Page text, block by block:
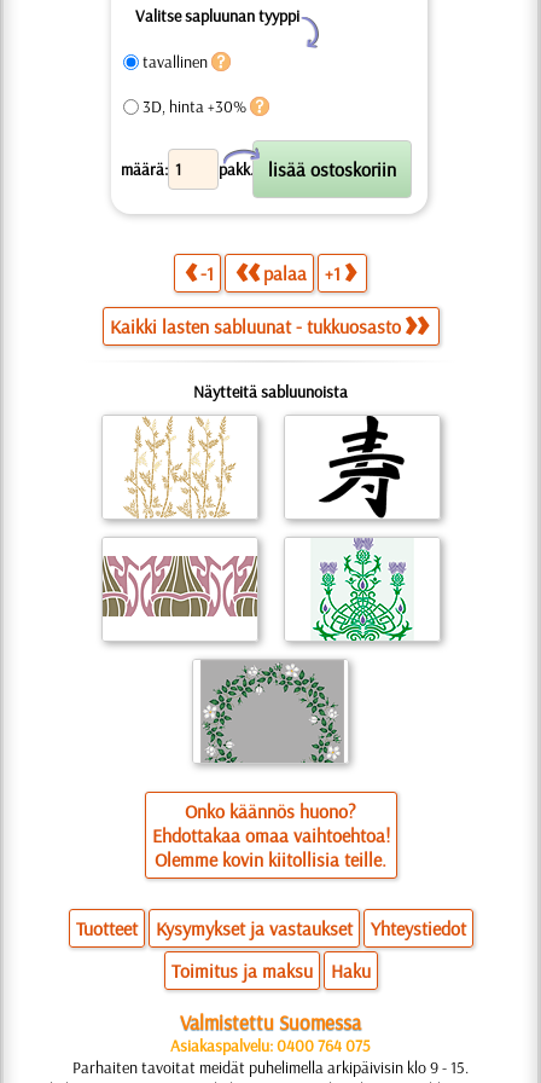
Valitse sapluunan tyyppi
Y
tavallinen
3D, hinta +30%
määrä: pakk.
X
-1 palaa +1
Kaikki lasten sabluunat - tukkuosasto
Näytteitä sabluunoista
Onko käännös huono?
Ehdottakaa omaa vaihtoehtoa!
Olemme kovin kiitollisia teille.
Tuotteet Kysymykset ja vastaukset
Yhteystiedot
Toimitus ja maksu
Haku
Valmistettu Suomessa
Asiakaspalvelu: 0400 764 075
Parhaiten tavoitat meidät puhelimella arkipäivisin klo 9 - 15.